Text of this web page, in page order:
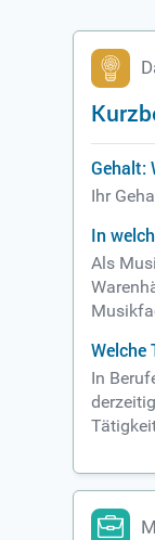
Gehalt:
Ihr
In
Als
Welche
In